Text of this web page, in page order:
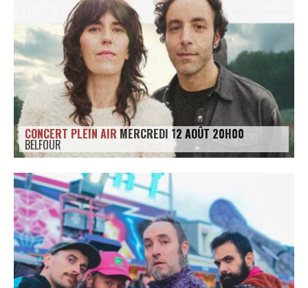
CONCERT PLEIN AIR MERCREDI 12 AOÛT 20H00
BELFOUR